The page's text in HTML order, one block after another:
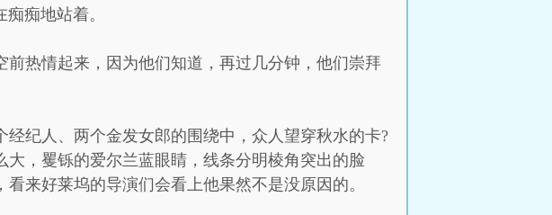
痴地站着。
前热情起来，因为他们知道，再过几分钟，他们崇拜
纪人、两个金发女郎的围绕中，众人望穿秋水的卡?
，矍铄的爱尔兰蓝眼睛，线条分明棱角突出的脸
来好莱坞的导演们会看上他果然不是没原因的。